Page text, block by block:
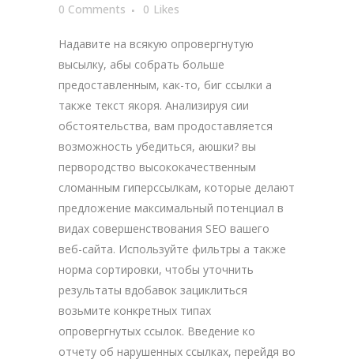
0 Comments
0 Likes
Надавите на всякую опровергнутую
высылку, абы собрать больше
предоставленным, как-то, биг ссылки а
также текст якоря. Анализируя сии
обстоятельства, вам продоставляется
возможность убедиться, аюшки? вы
первородство высококачественным
сломанным гиперссылкам, которые делают
предложение максимальный потенциал в
видах совершенствования SEO вашего
веб-сайта. Используйте фильтры а также
норма сортировки, чтобы уточнить
результаты вдобавок зациклиться
возьмите конкретных типах
опровергнутых ссылок. Введение ко
отчету об нарушенных ссылках, перейдя во